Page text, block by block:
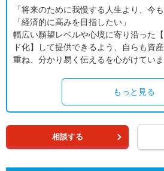
「将来のために我慢する人生より、今
「経済的に高みを目指したい」
幅広い願望レベルや心境に寄り沿った
ド化】して提供できるよう、自らも資
重ね、分かり易く伝えるを心がけていま
もっと見る
相談する